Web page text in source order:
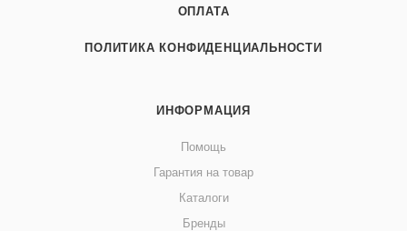
ОПЛАТА
ПОЛИТИКА КОНФИДЕНЦИАЛЬНОСТИ
ИНФОРМАЦИЯ
Помощь
Гарантия на товар
Каталоги
Бренды